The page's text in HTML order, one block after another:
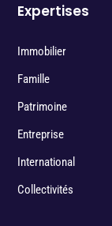
Expertises
Immobilier
Famille
Patrimoine
Entreprise
International
Collectivités